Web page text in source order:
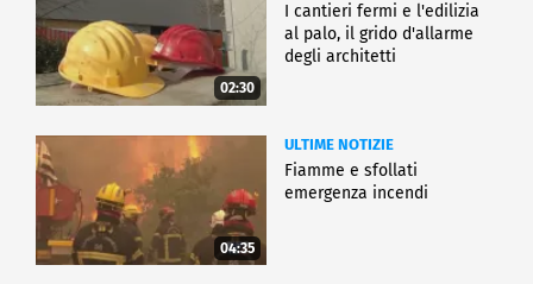
02:30
I cantieri fermi e l'edilizia
al palo, il grido d'allarme
degli architetti
04:35
ULTIME NOTIZIE
Fiamme e sfollati
emergenza incendi